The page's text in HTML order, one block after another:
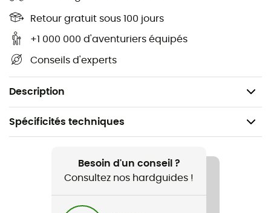
Retour gratuit sous 100 jours
+1 000 000 d'aventuriers équipés
Conseils d'experts
Description
incontournable pour ceux qui aiment profiter de la
nature tout en restant bien protégés. Faites confiance à
100 % coton
Spécificités techniques
Randonnée / Lifestyle
Homme / Femme
Besoin d'un conseil ?
Consultez nos hardguides !